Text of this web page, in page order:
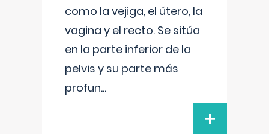
como la vejiga, el útero, la
vagina y el recto. Se sitúa
en la parte inferior de la
pelvis y su parte más
profun...
+